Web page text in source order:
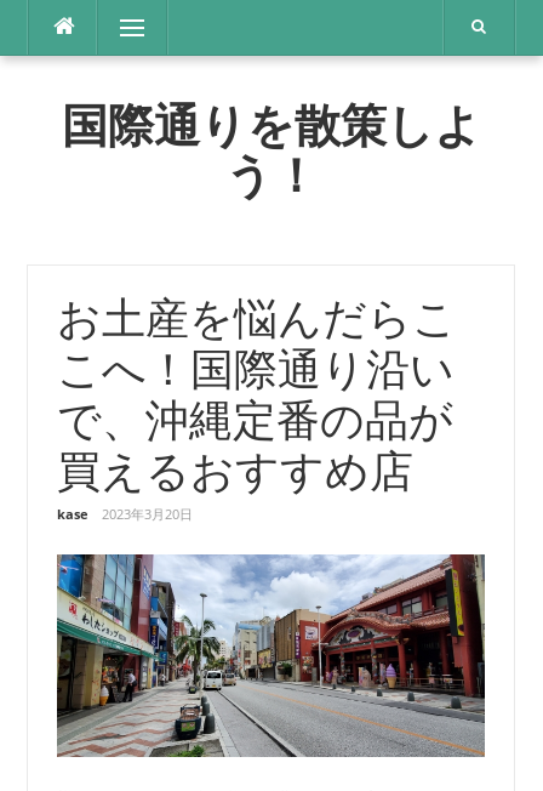
テ
メニュー
国際通りを散策しよ
う！
お土産を悩んだらこ
こへ！国際通り沿い
で、沖縄定番の品が
買えるおすすめ店
kase 2023年3月20日